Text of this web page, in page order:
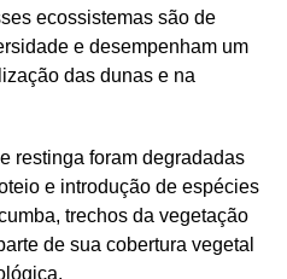
ecossistemas são de
e desempenham um
das dunas e na
restinga foram degradadas
e introdução de espécies
trechos da vegetação
de sua cobertura vegetal